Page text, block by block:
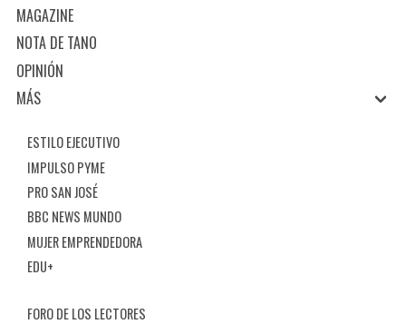
MAGAZINE
NOTA DE TANO
OPINIÓN
MÁS
ESTILO EJECUTIVO
IMPULSO PYME
PRO SAN JOSÉ
BBC NEWS MUNDO
MUJER EMPRENDEDORA
EDU+
FORO DE LOS LECTORES